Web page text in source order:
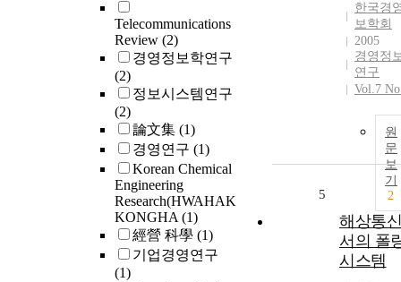
Telecommunications
Review (2)
경영정보학연구
(2)
정보시스템연구
(2)
論文集 (1)
경영연구 (1)
Korean Chemical
Engineering
Research(HWAHAK
KONGHA(1)
經營 科學 (1)
기업경영연구
(1)
한국경
보학회
2005
경영정
연구
Vol.7
원
문
보
기
2
5
해상통
서의 폴
시스템